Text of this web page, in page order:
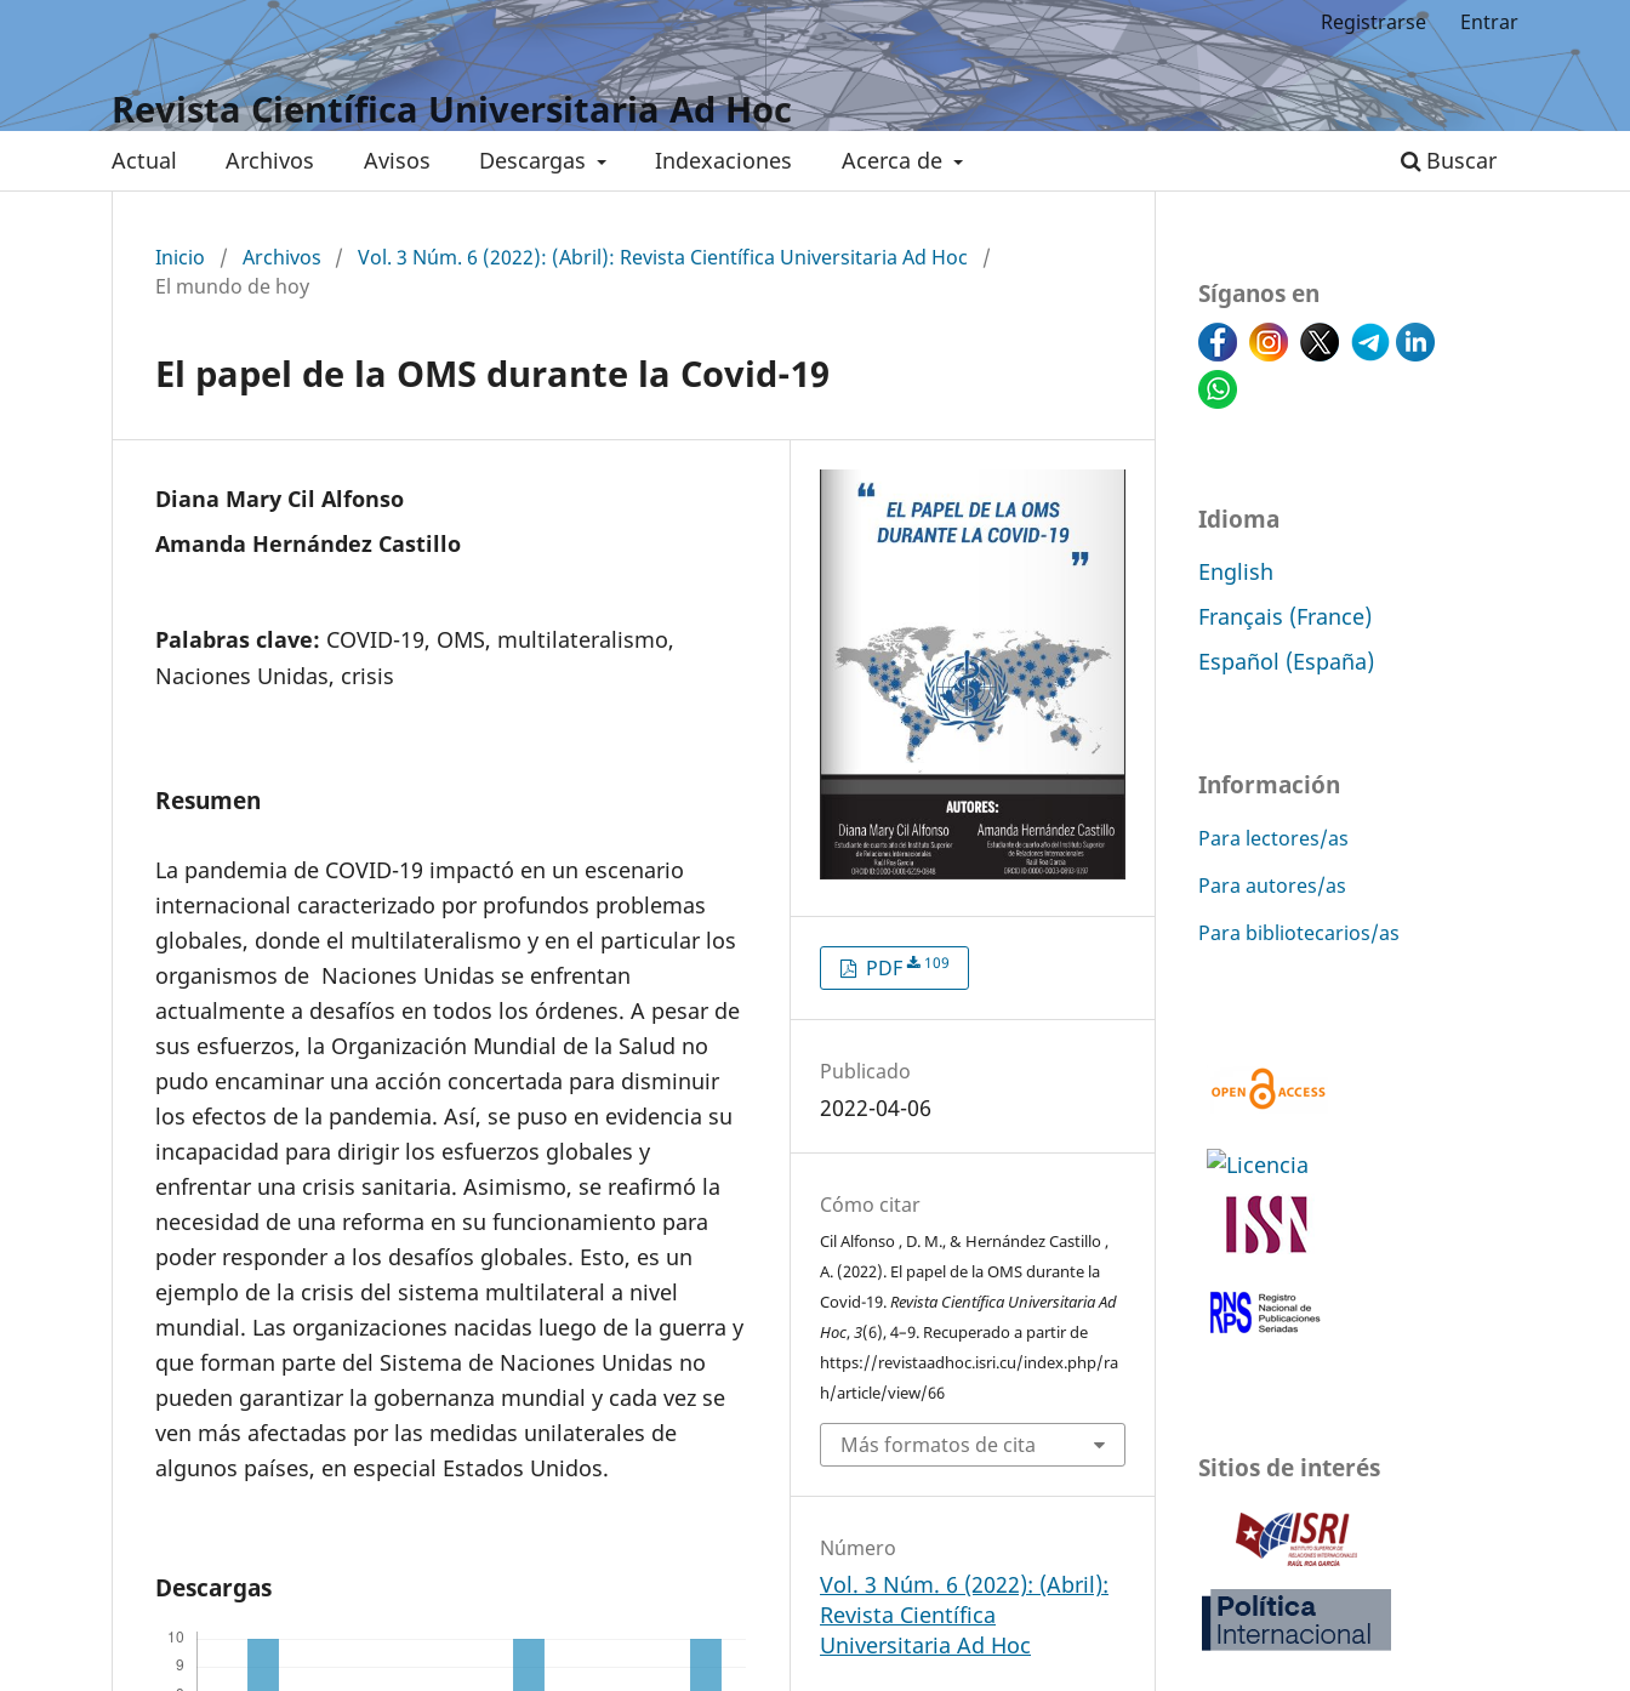
Revista Científica Universitaria Ad Hoc
Actual Archivos Avisos Descargas Indexaciones Acerca de Buscar
Registrarse Entrar
Inicio / Archivos / Vol. 3 Núm. 6 (2022): (Abril): Revista Científica Universitaria Ad Hoc
/
El mundo de hoy
El papel de la OMS durante la Covid-19
Diana Mary Cil Alfonso
Amanda Hernández Castillo
Palabras clave: COVID-19, OMS, multilateralismo,
Naciones Unidas, crisis
Resumen
La pandemia de COVID-19 impactó en un escenario
internacional caracterizado por profundos problemas
globales, donde el multilateralismo y en el particular los
organismos de Naciones Unidas se enfrentan
actualmente a desafíos en todos los órdenes. A pesar de
sus esfuerzos, la Organización Mundial de la Salud no
pudo encaminar una acción concertada para disminuir
los efectos de la pandemia. Así, se puso en evidencia su
incapacidad para dirigir los esfuerzos globales y
enfrentar una crisis sanitaria. Asimismo, se reafirmó la
necesidad de una reforma en su funcionamiento para
poder responder a los desafíos globales. Esto, es un
ejemplo de la crisis del sistema multilateral a nivel
mundial. Las organizaciones nacidas luego de la guerra y
que forman parte del Sistema de Naciones Unidas no
pueden garantizar la gobernanza mundial y cada vez se
ven más afectadas por las medidas unilaterales de
algunos países, en especial Estados Unidos.
Descargas
PDF 109
Publicado
2022-04-06
Cómo citar
Cil Alfonso , D. M., & Hernández Castillo ,
A. (2022). El papel de la OMS durante la
Covid-19.Revista Científica Universitaria Ad
Hoc,3(6), 4–9. Recuperado a partir de
https://revistaadhoc.isri.cu/index.php/ra
h/article/view/66
Más formatos de cita
Número
Vol. 3 Núm. 6 (2022): (Abril):
Revista Científica
Universitaria Ad Hoc
Síganos en
Idioma
English
Français (France)
Español (España)
Información
Para lectores/as
Para autores/as
Para bibliotecarios/as
Sitios de interés